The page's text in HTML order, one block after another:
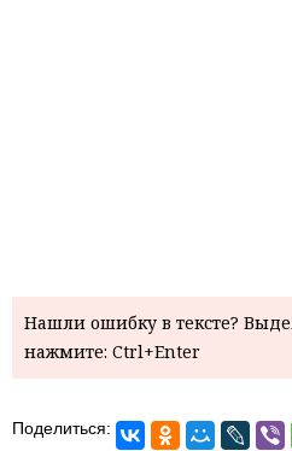
Нашли ошибку в тексте?
нажмите: Ctrl+Enter
Поделиться: